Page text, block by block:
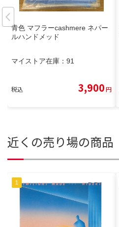
青色 マフラーcashmere ネパー
ルハンドメッド
マイストア在庫： 91
税込 3,900円
近くの売り場の商品